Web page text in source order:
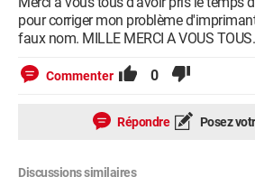
pour corriger mon problème
faux nom. MILLE MERCI A VOUS TOUS.
Commenter 0
Répondre Posez
Discussions similaires